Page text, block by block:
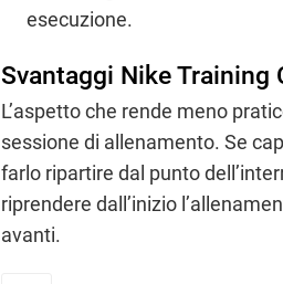
esecuzione.
Svantaggi Nike Training
L’aspetto che rende meno
sessione di allenamento. Se
farlo ripartire dal punto
riprendere dall’inizio
avanti.